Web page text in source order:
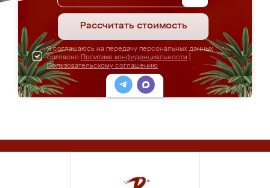
Рассчитать стоимость
Я соглашаюсь на передачу персональных данных
согласно Политике конфиденциальности
Пользовательскому соглашению